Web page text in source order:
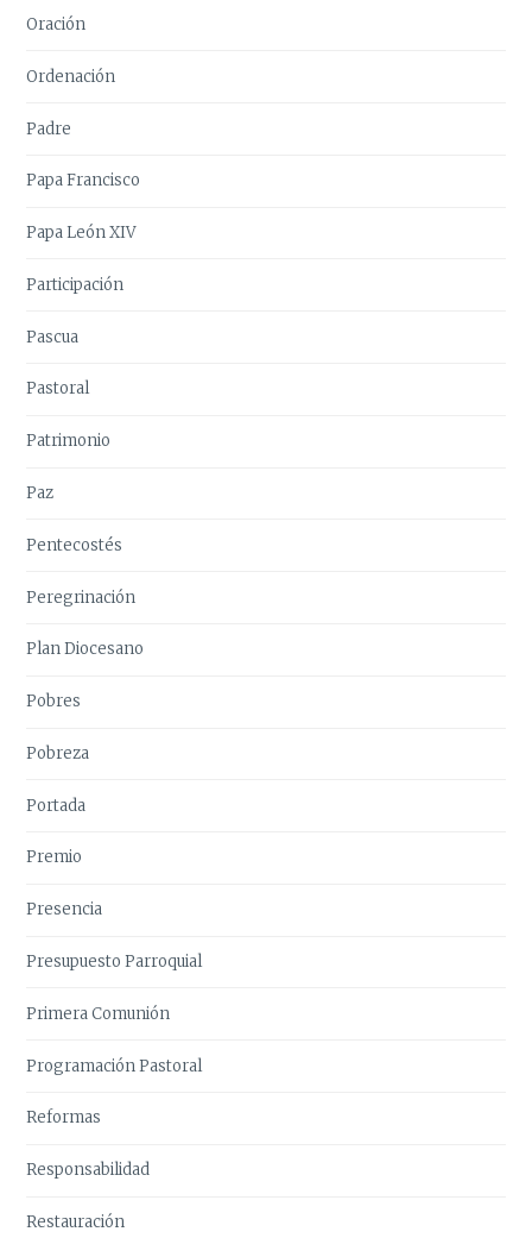
Oración
Ordenación
Padre
Papa Francisco
Papa León XIV
Participación
Pascua
Pastoral
Patrimonio
Paz
Pentecostés
Peregrinación
Plan Diocesano
Pobres
Pobreza
Portada
Premio
Presencia
Presupuesto Parroquial
Primera Comunión
Programación Pastoral
Reformas
Responsabilidad
Restauración